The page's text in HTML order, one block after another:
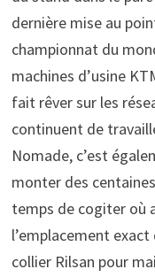
dernière mise au
championnat du
machines d’usine
fait rêver sur les
continuent de
Nomade, c’est
monter des
temps de cogiter où
l’emplacement
collier Rilsan pour